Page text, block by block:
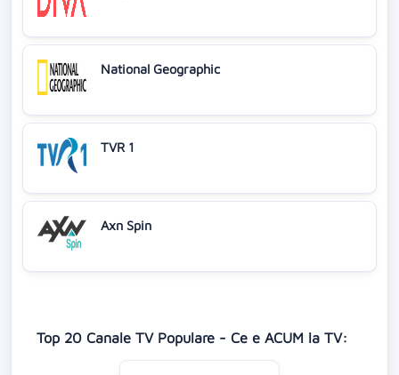
National Geographic
TVR 1
Axn Spin
Top 20 Canale TV Populare - Ce e ACUM la TV: